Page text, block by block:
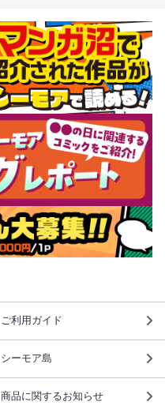
ご利用ガイド
シーモア島
商品に関するお知らせ